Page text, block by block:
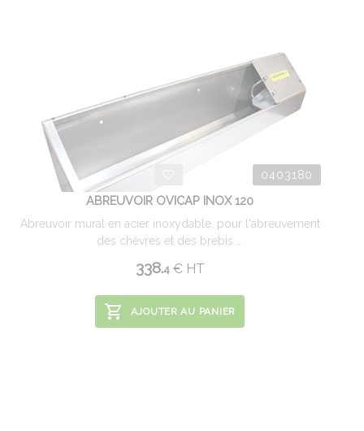
0403180
ABREUVOIR OVICAP INOX 120
Abreuvoir mural en acier inoxydable, pour l'abreuvement
des chèvres et des brebis ...
338.4 €HT
AJOUTER AU PANIER